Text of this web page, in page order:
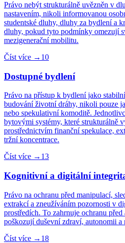
Právo nebýt strukturálně uvězněn v
nastavením, nikoli informovanou
studentské dluhy, dluhy za bydlení a
dluhy, pokud tyto podmínky omezují
mezigenerační mobilitu.
Číst více → 10
Dostupné bydlení
Právo na přístup k bydlení jako
budování životní dráhy, nikoli pouze
nebo spekulativní komoditě.
bytovými systémy, které strukturálně
prostřednictvím finanční spekulace,
tržní koncentrace.
Číst více → 13
Kognitivní a digitální
Právo na ochranu před manipulací,
extrakcí a zneužíváním pozornosti v
prostředích. To zahrnuje ochranu
poškozují duševní zdraví, autonomii a
Číst více → 18